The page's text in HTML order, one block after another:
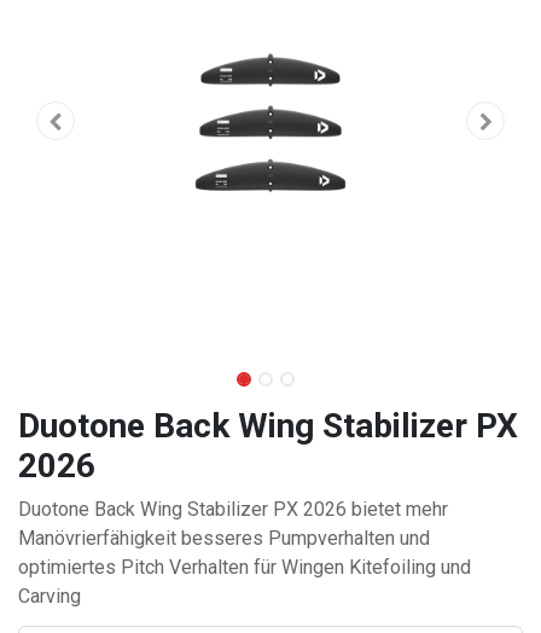
Duotone Back Wing Stabilizer PX
2026
Duotone Back Wing Stabilizer PX 2026 bietet mehr
Manövrierfähigkeit besseres Pumpverhalten und
optimiertes Pitch Verhalten für Wingen Kitefoiling und
Carving